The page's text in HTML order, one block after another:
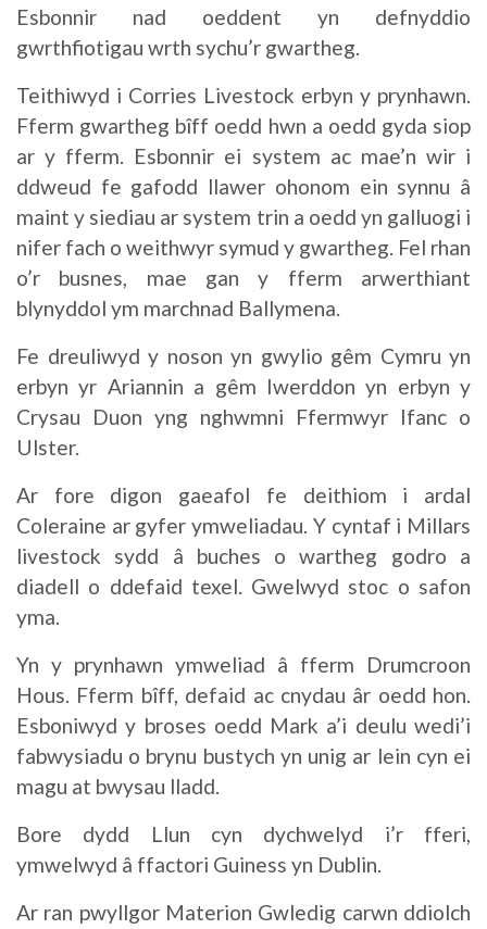
Esbonnir nad oeddent yn defnyddio
gwrthfiotigau wrth sychu’r gwartheg.
Teithiwyd i Corries Livestock erbyn y prynhawn.
Fferm gwartheg bîff oedd hwn a oedd gyda siop
ar y fferm. Esbonnir ei system ac mae’n wir i
ddweud fe gafodd llawer ohonom ein synnu â
maint y siediau ar system trin a oedd yn galluogi i
nifer fach o weithwyr symud y gwartheg. Fel rhan
o’r busnes, mae gan y fferm arwerthiant
blynyddol ym marchnad Ballymena.
Fe dreuliwyd y noson yn gwylio gêm Cymru yn
erbyn yr Ariannin a gêm Iwerddon yn erbyn y
Crysau Duon yng nghwmni Ffermwyr Ifanc o
Ulster.
Ar fore digon gaeafol fe deithiom i ardal
Coleraine ar gyfer ymweliadau. Y cyntaf i Millars
livestock sydd â buches o wartheg godro a
diadell o ddefaid texel. Gwelwyd stoc o safon
yma.
Yn y prynhawn ymweliad â fferm Drumcroon
Hous. Fferm bîff, defaid ac cnydau âr oedd hon.
Esboniwyd y broses oedd Mark a’i deulu wedi’i
fabwysiadu o brynu bustych yn unig ar lein cyn ei
magu at bwysau lladd.
Bore dydd Llun cyn dychwelyd i’r fferi,
ymwelwyd â ffactori Guiness yn Dublin.
Ar ran pwyllgor Materion Gwledig carwn ddiolch